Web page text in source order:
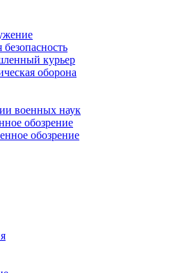
курьер
оборона
военных наук
обозрение
обозрение